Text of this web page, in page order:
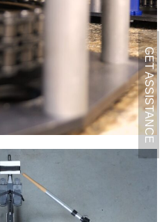
GET ASSISTANCE